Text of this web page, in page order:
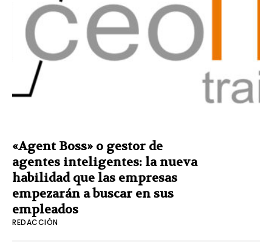
«Agent Boss» o gestor de
agentes inteligentes: la nueva
habilidad que las empresas
empezarán a buscar en sus
empleados
REDACCIÓN